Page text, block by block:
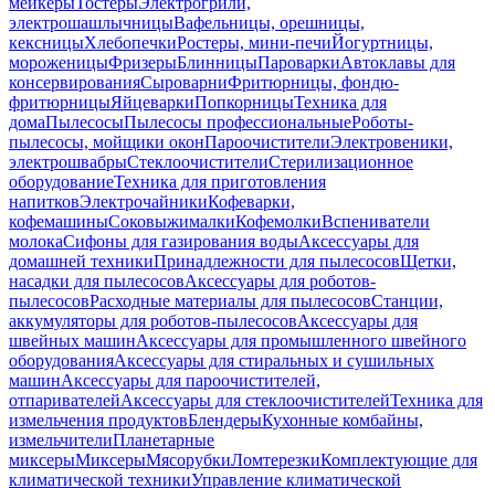
электрошашлычницыВафельницы, орешницы,
кексницыХлебопечкиРостеры, мини-печиЙогуртницы,
мороженицыФризерыБлинницыПароваркиАвтоклавы для
консервированияСыроварниФритюрницы, фондю-
фритюрницыЯйцеваркиПопкорницыТехника для
домаПылесосыПылесосы профессиональныеРоботы-
пылесосы, мойщики оконПароочистителиЭлектровеники,
электрошвабрыСтеклоочистителиСтерилизационное
оборудованиеТехника для приготовления
напитковЭлектрочайникиКофеварки,
кофемашиныСоковыжималкиКофемолкиВспениватели
молокаСифоны для газирования водыАксессуары для
домашней техникиПринадлежности для пылесосовЩетки,
насадки для пылесосовАксессуары для роботов-
пылесосовРасходные материалы для пылесосовСтанции,
аккумуляторы для роботов-пылесосовАксессуары для
швейных машинАксессуары для промышленного швейного
оборудованияАксессуары для стиральных и сушильных
машинАксессуары для пароочистителей,
отпаривателейАксессуары для стеклоочистителейТехника для
измельчения продуктовБлендерыКухонные комбайны,
измельчителиПланетарные
миксерыМиксерыМясорубкиЛомтерезкиКомплектующие для
климатической техникиУправление климатической